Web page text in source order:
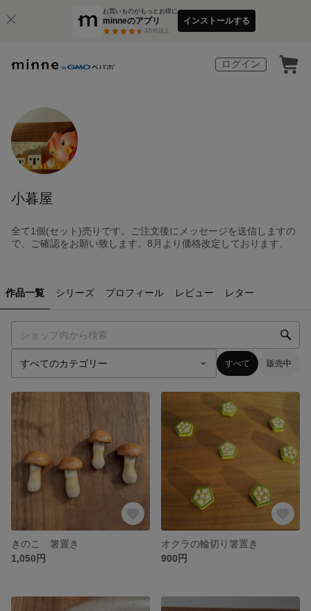
お買いものがもっとお得に
minneのアプリ
3万件以上
インストールする
ログイン
小暮屋
全て1個(セット)売りです。ご注文後にメッセージを送信しますの
で、ご確認をお願い致します。8月より価格改定しております。
作品一覧 シリーズ プロフィール レビュー レター
すべて 販売中
きのこ 箸置き
1,050円
オクラの輪切り箸置き
900円